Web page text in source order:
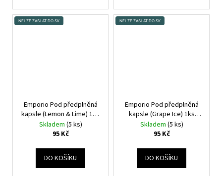
NELZE ZASLAT DO SK
Emporio Pod předplněná
kapsle (Lemon & Lime) 1ks
20mg
Skladem (5 ks)
95 Kč
DO KOŠÍKU
NELZE ZASLAT DO SK
Emporio Pod předplněná
kapsle (Grape Ice) 1ks
20mg
Skladem (5 ks)
95 Kč
DO KOŠÍKU